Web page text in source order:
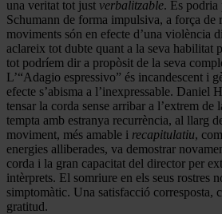
una veritat tot just verbalitzable. Es podria
Schumann de forma impulsiva, a força de
moviments són en efecte d’una violència
aclareix tot dubte quant a la seva habilitat
tot podríem dir a propòsit de la seva
L’“Adagio espressivo” és incandescent i
efecte s’abisma a l’inexpressable. Daniel
tensar la corda sense arribar a l’extrem de
tempta amb estranya recurrència, al llarg
moviment, més amable i recapitulatiu,
energies alliberades, va demostrar
corda i la gran capacitat del director per
intèrprets. El somriure en els seus rostres
simptomàtic. Una satisfacció corresposta,
gratitud.